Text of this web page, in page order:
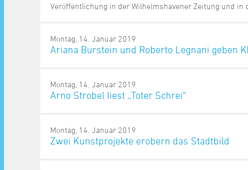
Veröffentlichung in der Wilhelmshavener Zeitung und
Montag, 14. Januar 2019
Ariana Burstein und Roberto Legnani geben
Montag, 14. Januar 2019
Arno Strobel liest „Toter Schrei“
Montag, 14. Januar 2019
Zwei Kunstprojekte erobern das Stadtbild